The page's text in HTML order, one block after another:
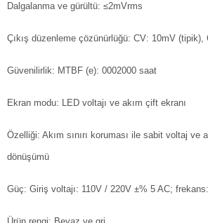
Dalgalanma ve gürültü: ≤2mVrms
Çıkış düzenleme çözünürlüğü: CV: 10mV (tipik),
Güvenilirlik: MTBF (e): 0002000 saat
Ekran modu: LED voltajı ve akım çift ekranı
Özelliği: Akım sınırı koruması ile sabit voltaj ve
dönüşümü
Güç: Giriş voltajı: 110V / 220V ±% 5 AC;